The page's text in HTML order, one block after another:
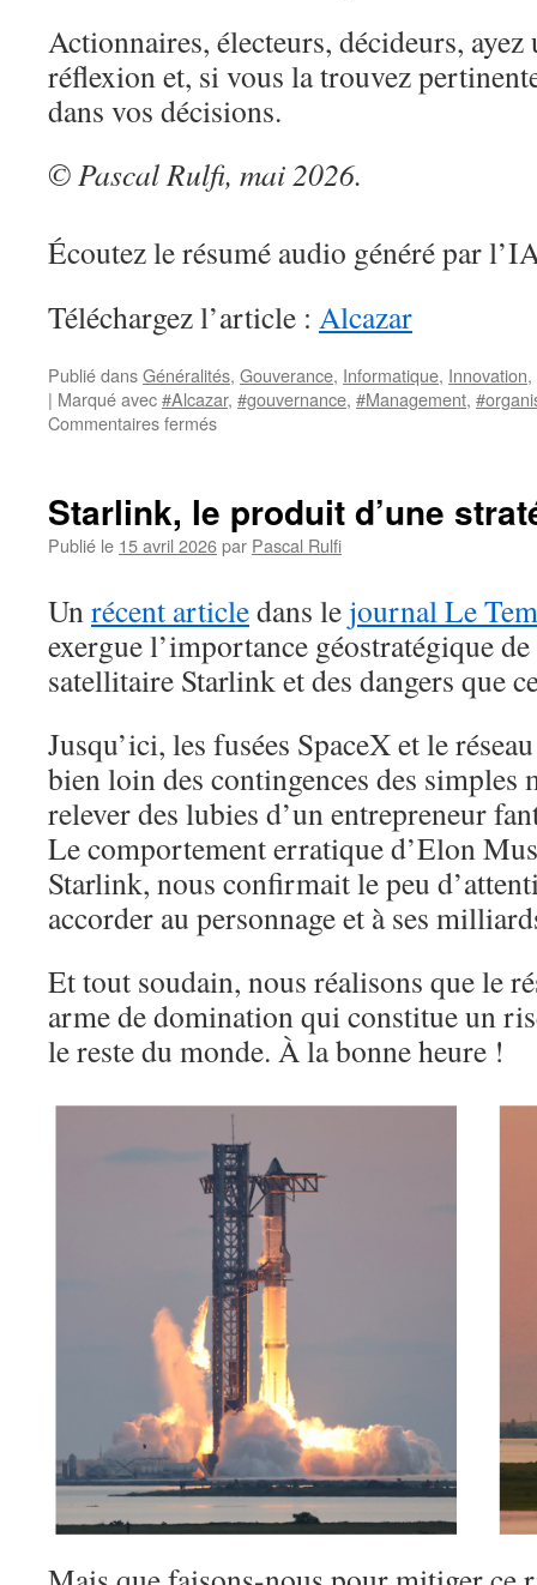
Actionnaires, électeurs, décideurs, ayez
réflexion et, si vous la trouvez
dans vos décisions.
© Pascal Rulfi, mai 2026.
Écoutez le résumé audio généré par
Téléchargez l’article : Alcazar
Publié dansGénéralités, Gouverance, Informatique, Innovation,
| Marqué avec#Alcazar, #gouvernance, #Management,
Commentaires ferméssur
pays
du
Général
Starlink, le produit d’une
Publié le 15 avril 2026par Pascal Rulfi
Un récent articledans le journal Le
exergue l’importance géostratégique
satellitaire Starlink et des dangers que
Jusqu’ici, les fusées SpaceX et le
bien loin des contingences des simples
relever des lubies d’un entrepreneur
Le comportement erratique d’Elon
Starlink, nous confirmait le peu
accorder au personnage et à ses
Et tout soudain, nous réalisons que le
arme de domination qui constitue un
le reste du monde. À la bonne heure !